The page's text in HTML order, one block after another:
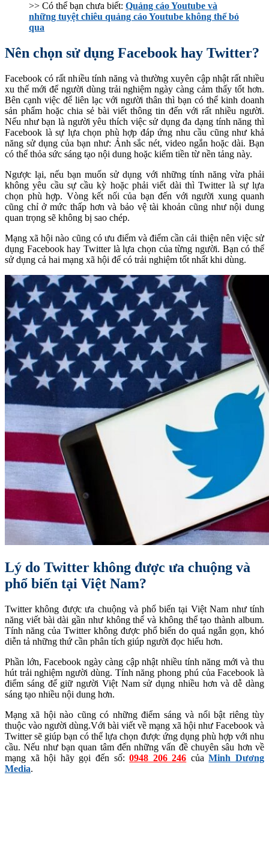
>> Có thể bạn chưa biết: Quảng cáo Youtube và
những tuyệt chiêu quảng cáo Youtube không thể bỏ
qua
Nên chọn sử dụng Facebook hay Twitter?
Facebook có rất nhiều tính năng và thường xuyên cập nhật rất nhiều
xu thế mới để người dùng trải nghiệm ngày càng cảm thấy tốt hơn.
Bên cạnh việc để liên lạc với người thân thì bạn có thể kinh doanh
sản phẩm hoặc chia sẻ bài viết thông tin đến với rất nhiều người.
Nếu như bạn là người yêu thích việc sử dụng đa dạng tính năng thì
Facebook là sự lựa chọn phù hợp đáp ứng nhu cầu cũng như khả
năng sử dụng của bạn như: Ảnh sắc nét, video ngắn hoặc dài. Bạn
có thể thỏa sức sáng tạo nội dung hoặc kiếm tiền từ nền tảng này.
Ngược lại, nếu bạn muốn sử dụng với những tính năng vừa phải
không yêu cầu sự cầu kỳ hoặc phải viết dài thì Twitter là sự lựa
chọn phù hợp. Vòng kết nối của bạn đến với người xung quanh
cũng chỉ ở mức thấp hơn và bảo vệ tài khoản cũng như nội dung
quan trọng sẽ không bị sao chép.
Mạng xã hội nào cũng có ưu điểm và điểm cần cải thiện nên việc sử
dụng Facebook hay Twitter là lựa chọn của từng người. Bạn có thể
sử dụng cả hai mạng xã hội để có trải nghiệm tốt nhất khi dùng.
Lý do Twitter không được ưa chuộng và
phổ biến tại Việt Nam?
Twitter không được ưa chuộng và phổ biến tại Việt Nam như tính
năng viết bài dài gần như không thể và không thể tạo thành album.
Tính năng của Twitter không được phổ biến do quá ngắn gọn, khó
diễn tả những thứ cần phân tích giúp người đọc hiểu hơn.
Phần lớn, Facebook ngày càng cập nhật nhiều tính năng mới và thu
hút trải nghiệm người dùng. Tính năng phong phú của Facebook là
điểm sáng để giữ người Việt Nam sử dụng nhiều hơn và dễ dàng
sáng tạo nhiều nội dung hơn.
Mạng xã hội nào cũng có những điểm sáng và nổi bật riêng tùy
thuộc vào người dùng.Với bài viết về mạng xã hội như Facebook và
Twitter sẽ giúp bạn có thể lựa chọn được ứng dụng phù hợp với nhu
cầu. Nếu như bạn quan tâm đến những vấn đề chuyên sâu hơn về
mạng xã hội hãy gọi đến số:0948 206 246 củaMinh Dương
Media.